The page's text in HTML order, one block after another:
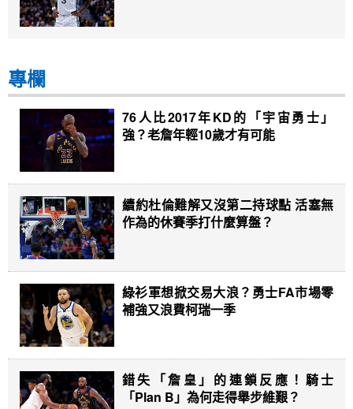
專欄
76人比2017年KD的「宇宙勇士」
強？老詹年輕10歲才有可能
續約杜倫難解又沒第二持球點 活塞無
作為的休賽季打什麼算盤？
綠衫軍想掀交易大浪？勇士FA市場零
補強又浪費柯瑞一季
錯失「詹皇」的連鎖反應！騎士
「Plan B」為何走得舉步維艱？